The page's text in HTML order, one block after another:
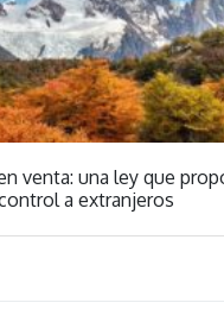
venta: una ley que
a extranjeros